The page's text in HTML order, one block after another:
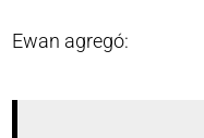
Ewan agregó: